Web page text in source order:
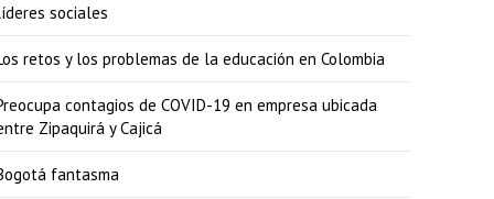
o
d
i
s
sociales
retos y los problemas de la educación en Colombia
contagios de COVID-19 en empresa ubicada
Zipaquirá y Cajicá
fantasma